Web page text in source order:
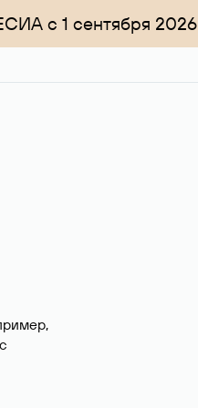
с 1 сентября 2026